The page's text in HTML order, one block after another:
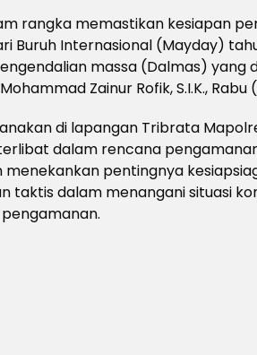
rangka memastikan kesiapan
Buruh Internasional (Mayday)
massa (Dalmas) yang
Zainur Rofik, S.I.K.,
di lapangan Tribrata
dalam rencana
pentingnya
taktis dalam menangani situasi